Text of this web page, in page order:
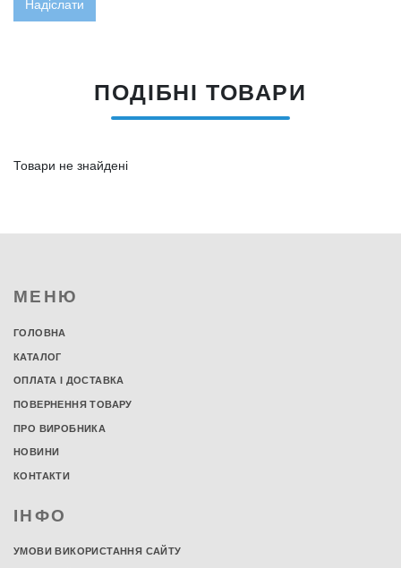
ПОДІБНІ ТОВАРИ
Товари не знайдені
МЕНЮ
ГОЛОВНА
КАТАЛОГ
ОПЛАТА І ДОСТАВКА
ПОВЕРНЕННЯ ТОВАРУ
ПРО ВИРОБНИКА
НОВИНИ
КОНТАКТИ
ІНФО
УМОВИ ВИКОРИСТАННЯ САЙТУ